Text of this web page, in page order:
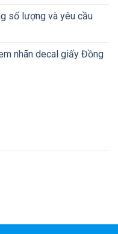
số lượng và yêu cầu
nhãn decal giấy Đồng